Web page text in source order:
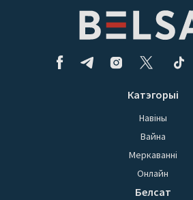
Катэгорыі
Навіны
Вайна
Меркаванні
Онлайн
Белсат